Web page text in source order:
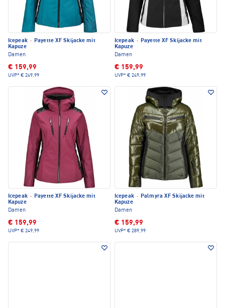
Icepeak · Payette XF Skijacke mit
Kapuze
Damen
€ 159,99
UVP* € 249,99
Icepeak · Payette XF Skijacke mit
Kapuze
Damen
€ 159,99
UVP* € 249,99
Icepeak · Payette XF Skijacke mit
Kapuze
Damen
€ 159,99
UVP* € 249,99
Icepeak · Palmyra XF Skijacke mit
Kapuze
Damen
€ 159,99
UVP* € 289,99